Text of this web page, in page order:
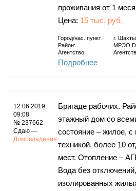
проживания от 1
Цена: 15 тыс. руб.
Город/нас. пункт: г.
Шахты
Район:
МРЭО
Агентство:
Подробнее
12.06.2019,
09:08
№ 237662
Сдаю —
Домовладения
Бригаде рабочих.
этажный дом со
состояние – жилое,
техникой, более 10
мест. Отопление –
Вода без
изолированных